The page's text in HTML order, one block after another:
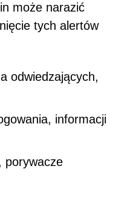
może narazić
tych alertów
odwiedzających,
informacji
porywacze